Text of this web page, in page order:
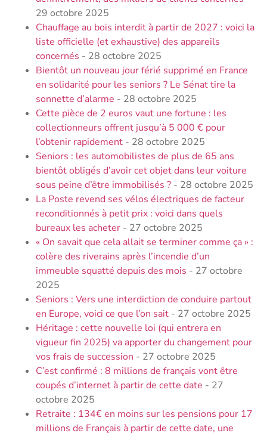
29 octobre 2025
Chauffage au bois interdit à partir de 2027 : voici la
liste officielle (et exhaustive) des appareils
concernés - 28 octobre 2025
Bientôt un nouveau jour férié supprimé en France
en solidarité pour les seniors ? Le Sénat tire la
sonnette d’alarme - 28 octobre 2025
Cette pièce de 2 euros vaut une fortune : les
collectionneurs offrent jusqu’à 5 000 € pour
l’obtenir rapidement - 28 octobre 2025
Seniors : les automobilistes de plus de 65 ans
bientôt obligés d’avoir cet objet dans leur voiture
sous peine d’être immobilisés ? - 28 octobre 2025
La Poste revend ses vélos électriques de facteur
reconditionnés à petit prix : voici dans quels
bureaux les acheter - 27 octobre 2025
« On savait que cela allait se terminer comme ça » :
colère des riverains après l’incendie d’un
immeuble squatté depuis des mois - 27 octobre
2025
Seniors : Vers une interdiction de conduire partout
en Europe, voici ce que l’on sait - 27 octobre 2025
Héritage : cette nouvelle loi (qui entrera en
vigueur fin 2025) va apporter du changement pour
vos frais de succession - 27 octobre 2025
C’est confirmé : 8 millions de français vont être
coupés d’internet à partir de cette date - 27
octobre 2025
Retraite : 134€ en moins sur les pensions pour 17
millions de Français à partir de cette date, une